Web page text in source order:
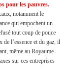
pour les pauvres.
notamment le
qui empochent un
tout coup de pouce
de l’essence et du gaz, il
même au Royaume-
sur ces entreprises